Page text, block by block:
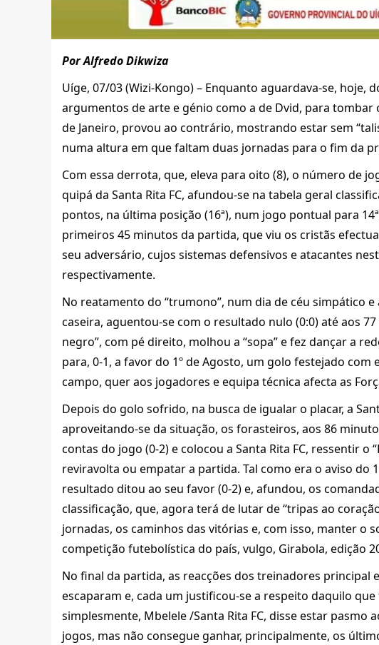
Por Alfredo Dikwiza
Uíge, 07/03 (Wizi-Kongo) – Enquanto aguardava-se, hoje,
argumentos de arte e génio como a de Dvid, para tombar
de Janeiro, provou ao contrário, mostrando estar sem
numa altura em que faltam duas jornadas para o fim da
Com essa derrota, que, eleva para oito (8), o número de
quipá da Santa Rita FC, afundou-se na tabela geral
pontos, na última posição (16ª), num jogo pontual para
primeiros 45 minutos da partida, que viu os cristãs
seu adversário, cujos sistemas defensivos e atacantes
respectivamente.
No reatamento do “trumono”, num dia de céu simpático
caseira, aguentou-se com o resultado nulo (0:0) até aos
negro”, com pé direito, molhou a “sopa” e fez dançar a
para, 0-1, a favor do 1º de Agosto, um golo festejado
campo, quer aos jogadores e equipa técnica afecta as
Depois do golo sofrido, na busca de igualar o placar, a
aproveitando-se da situação, os forasteiros, aos 86
contas do jogo (0-2) e colocou a Santa Rita FC, ressentir o
reviravolta ou empatar a partida. Tal como era o aviso do
resultado ditou ao seu favor (0-2) e, afundou, os
classificação, que, agora terá de lutar de “tripas ao
jornadas, os caminhos das vitórias e, com isso, manter o
competição futebolística do país, vulgo, Girabola, edição
No final da partida, as reacções dos treinadores principal
escaparam e, cada um justificou-se a respeito daquilo
simplesmente, Mbelele /Santa Rita FC, disse estar pasmo
jogos, mas não consegue ganhar, principalmente, os